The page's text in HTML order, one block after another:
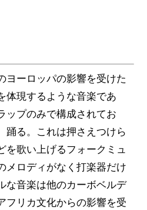
ーロッパの影響を受けた
体現するような音楽であ
ップのみで構成されてお
踊る。これは押さえつけら
を歌い上げるフォークミュ
メロディがなく打楽器だけ
な音楽は他のカーボベルデ
フリカ文化からの影響を受